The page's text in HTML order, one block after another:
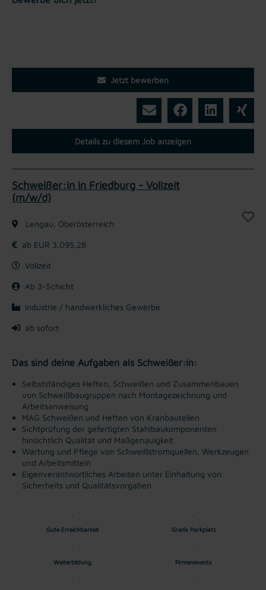
Jetzt bewerben
Details zu diesem Job anzeigen
Schweißer:in in Friedburg - Vollzeit
(m/w/d)
Lengau, Oberösterreich
ab EUR 3.095,28
Vollzeit
Ab 3-Schicht
Industrie / handwerkliches Gewerbe
ab sofort
Das sind deine Aufgaben als Schweißer:in:
Selbstständiges Heften, Schweißen und Zusammenbauen
von Schweißbaugruppen nach Montagezeichnung und
Arbeitsanweisung
MAG Schweißen und Heften von Kranbauteilen
Sichtprüfung der gefertigten Stahlbaukomponenten
hinsichtlich Qualität und Maßgenauigkeit
Wartung und Pflege von Schweißstromquellen, Werkzeugen
und Arbeitsmitteln
Eigenverantwortliches Arbeiten unter Einhaltung von
Sicherheits und Qualitätsvorgaben
Gute Erreichbarkeit Gratis Parkplatz
Weiterbildung Firmenevents